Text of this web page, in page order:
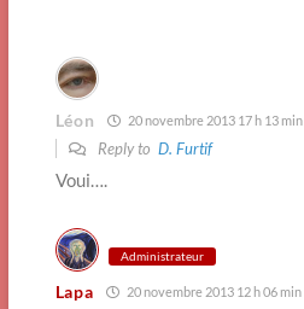
Léon 20 novembre 2013 17 h 13 min
Reply to D. Furtif
Voui….
Administrateur
Lapa 20 novembre 2013 12 h 06 min